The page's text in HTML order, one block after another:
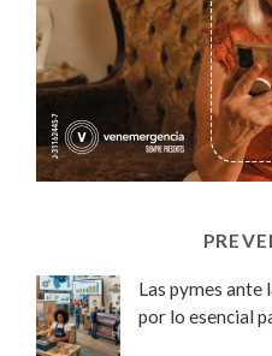
Las pymes ante
por lo esencial